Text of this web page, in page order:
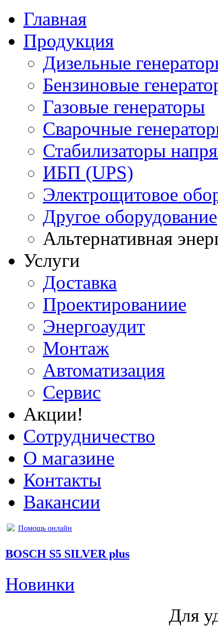
Главная
Продукция
Дизельные
Бензиновые
Газовые генераторы
Сварочные
Стабилизаторы
ИБП (UPS)
Электрощитовое
Другое оборудование
Альтернативная
Услуги
Доставка
Проектированиие
Энергоаудит
Монтаж
Автоматизация
Сервис
Акции!
Сотрудничество
О магазине
Контакты
Вакансии
Помощь онлайн
BOSCH S5 SILVER plus
Новинки
Для